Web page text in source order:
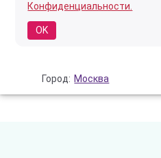
Конфиденциальности.
OK
Город: Москва